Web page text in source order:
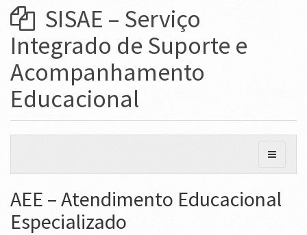
SISAE – Serviço
Integrado de Suporte e
Acompanhamento
Educacional
AEE – Atendimento Educacional
Especializado